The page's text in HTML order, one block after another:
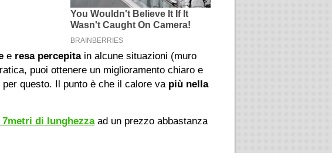
e resa percepitain alcune situazioni (muro
puoi ottenere un miglioramento chiaro e
questo. Il punto è che il calore va più nella
di lunghezzaad un prezzo abbastanza